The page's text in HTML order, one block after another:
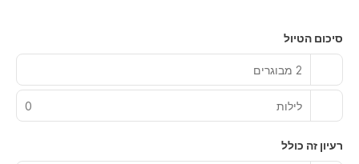
סיכום הטיול
2 מבוגרים
לילות 0
רעיון זה כולל